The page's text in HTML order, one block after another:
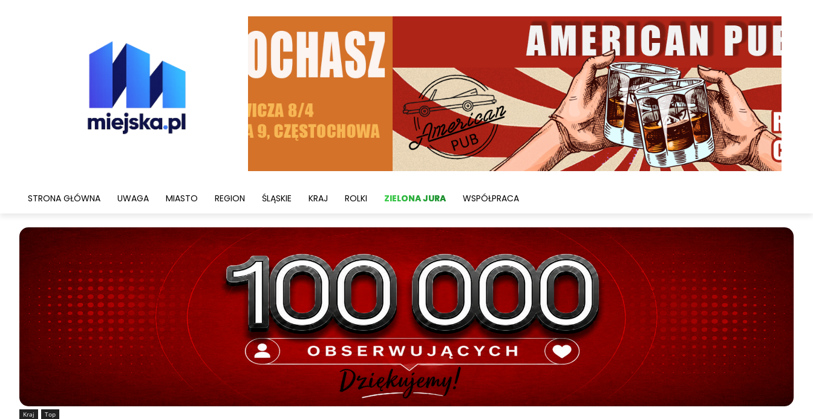
STRONA GŁÓWNA UWAGA MIASTO REGION ŚLĄSKIE KRAJ ROLKI ZIELONA JURA WSPÓŁPRACA
Kraj Top